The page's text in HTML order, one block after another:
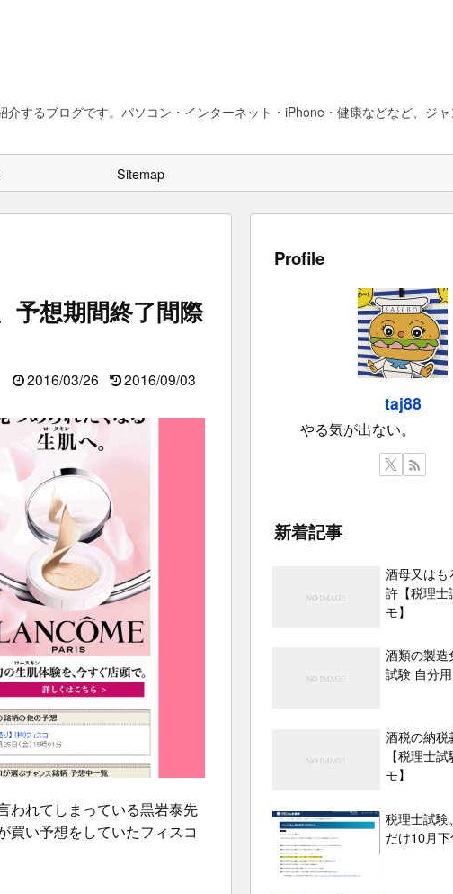
するブログです。パソコン・インターネット・iPhone・健康などなど、ジ
Sitemap
予想期間終了間際
2016/03/26 2016/09/03
われてしまっている黒岩泰先
買い予想をしていたフィスコ
Profile
taj88
やる気が出ない。
新着記事
酒母又はも
許【税理士
モ】
酒類の製造
試験 自分用
酒税の納税
【税理士
モ】
税理士試験
だけ10月